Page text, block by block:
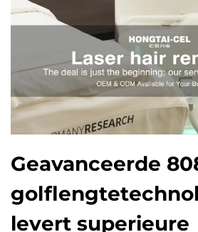
Geavanceerde
levert superieure